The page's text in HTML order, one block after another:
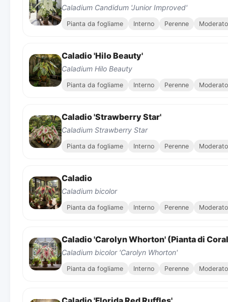
Caladium Candidum 'Junior Improved'
Pianta da fogliame Interno Perenne Moderato
Caladio 'Hilo Beauty'
Caladium Hilo Beauty
Pianta da fogliame Interno Perenne Moderato
Caladio 'Strawberry Star'
Caladium Strawberry Star
Pianta da fogliame Interno Perenne Moderato
Caladio
Caladium bicolor
Pianta da fogliame Interno Perenne Moderato
Caladio 'Carolyn Whorton' (Pianta di
Caladium bicolor 'Carolyn Whorton'
Pianta da fogliame Interno Perenne Moderato